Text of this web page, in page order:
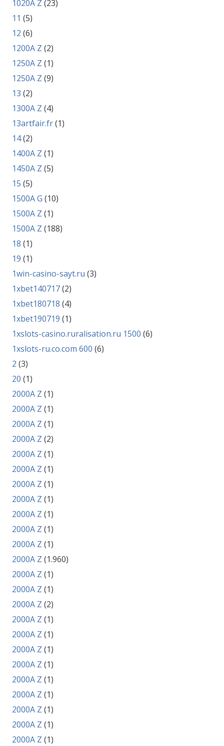
1020A Z (23)
11 (5)
12 (6)
1200A Z (2)
1250A Z (1)
1250A Z (9)
13 (2)
1300A Z (4)
13artfair.fr(1)
14(2)
1400A Z (1)
1450A Z (5)
15 (5)
1500A G (10)
1500A Z (1)
1500A Z (188)
18 (1)
19 (1)
1win-casino-sayt.ru (3)
1xbet140717(2)
1xbet180718 (4)
1xbet190719 (1)
1xslots-casino.ruralisation.ru 1500 (6)
1xslots-ru.co.com 600 (6)
2 (3)
20 (1)
2000A Z (1)
2000A Z (1)
2000A Z (1)
2000A Z (2)
2000A Z (1)
2000A Z (1)
2000A Z (1)
2000A Z (1)
2000A Z (1)
2000A Z (1)
2000A Z (1)
2000A Z (1.960)
2000A Z (1)
2000A Z (1)
2000A Z (2)
2000A Z (1)
2000A Z (1)
2000A Z (1)
2000A Z (1)
2000A Z (1)
2000A Z (1)
2000A Z (1)
2000A Z (1)
2000A Z (1)